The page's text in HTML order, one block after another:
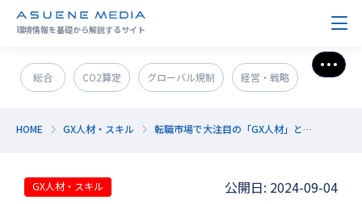
環境情報を基礎から解説するサイト
総合 CO2算定 グローバル規制 経営・戦略
CO2削減 GX人材・スキル その他
さら
HOME GX人材・スキル 転職市場で大注目の「GX人材」とは？ 求人需要が6倍に
GX人材・スキル 公開日: 2024-09-04